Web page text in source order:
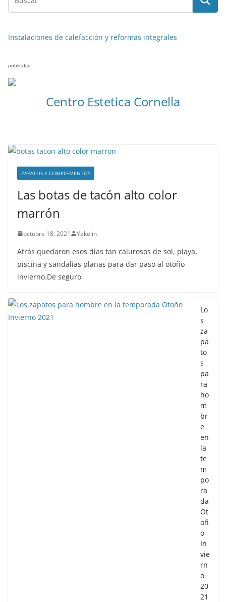
Instalaciones de calefacción y reformas integrales
publicidad
Centro Estetica Cornella
ZAPATOS Y COMPLEMENTOS
Las botas de tacón alto color
marrón
octubre 18, 2021 Yakelin
Atrás quedaron esos días tan calurosos de sol, playa,
piscina y sandalias planas para dar paso al otoño-
invierno.De seguro
Lo
s
za
pa
to
s
pa
ra
ho
m
br
e
en
la
te
m
po
ra
da
Ot
oñ
o
In
vie
rn
o
20
21